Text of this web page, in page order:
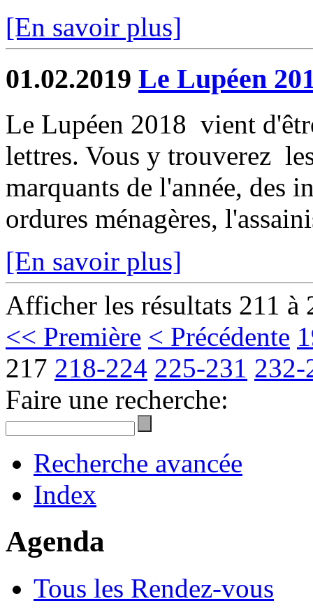
[En savoir plus]
01.02.2019 Le Lupéen
Le Lupéen 2018 vient
lettres. Vous y trouverez
marquants de l'année, des
ordures ménagères,
[En savoir plus]
Afficher les résultats 211 à
<< Première < Précédente
217 218-224 225-231 232-
Faire une recherche:
Recherche avancée
Index
Agenda
Tous les Rendez-vous